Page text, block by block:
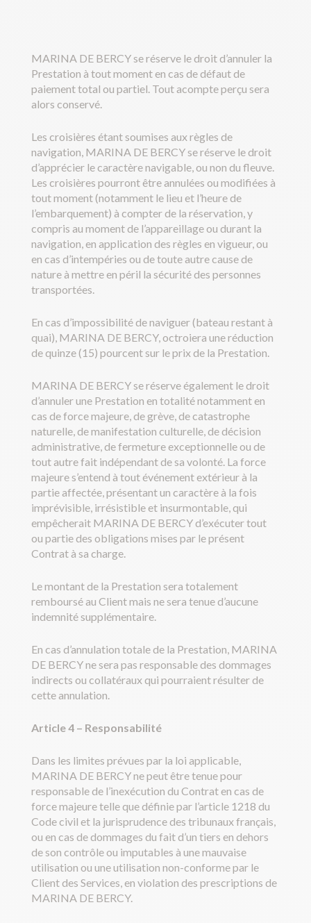
MARINA DE BERCY se réserve le droit d’annuler la
Prestation à tout moment en cas de défaut de
paiement total ou partiel. Tout acompte perçu sera
alors conservé.
Les croisières étant soumises aux règles de
navigation, MARINA DE BERCY se réserve le droit
d’apprécier le caractère navigable, ou non du fleuve.
Les croisières pourront être annulées ou modifiées à
tout moment (notamment le lieu et l’heure de
l’embarquement) à compter de la réservation, y
compris au moment de l’appareillage ou durant la
navigation, en application des règles en vigueur, ou
en cas d’intempéries ou de toute autre cause de
nature à mettre en péril la sécurité des personnes
transportées.
En cas d’impossibilité de naviguer (bateau restant à
quai), MARINA DE BERCY, octroiera une réduction
de quinze (15) pourcent sur le prix de la Prestation.
MARINA DE BERCY se réserve également le droit
d’annuler une Prestation en totalité notamment en
cas de force majeure, de grève, de catastrophe
naturelle, de manifestation culturelle, de décision
administrative, de fermeture exceptionnelle ou de
tout autre fait indépendant de sa volonté. La force
majeure s’entend à tout événement extérieur à la
partie affectée, présentant un caractère à la fois
imprévisible, irrésistible et insurmontable, qui
empêcherait MARINA DE BERCY d’exécuter tout
ou partie des obligations mises par le présent
Contrat à sa charge.
Le montant de la Prestation sera totalement
remboursé au Client mais ne sera tenue d’aucune
indemnité supplémentaire.
En cas d’annulation totale de la Prestation, MARINA
DE BERCY ne sera pas responsable des dommages
indirects ou collatéraux qui pourraient résulter de
cette annulation.
Article 4 – Responsabilité
Dans les limites prévues par la loi applicable,
MARINA DE BERCY ne peut être tenue pour
responsable de l’inexécution du Contrat en cas de
force majeure telle que définie par l’article 1218 du
Code civil et la jurisprudence des tribunaux français,
ou en cas de dommages du fait d’un tiers en dehors
de son contrôle ou imputables à une mauvaise
utilisation ou une utilisation non-conforme par le
Client des Services, en violation des prescriptions de
MARINA DE BERCY.